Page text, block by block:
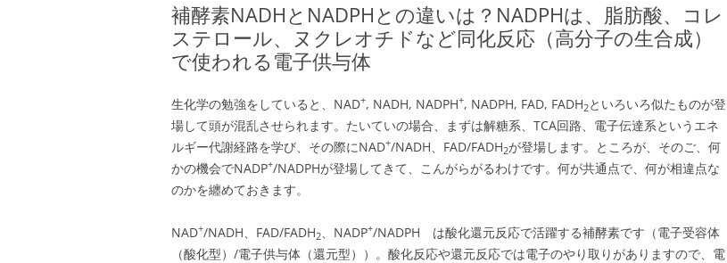
補酵素NADHとNADPHとの違いは？NADPHは、脂肪酸、コレ
ステロール、ヌクレオチドなど同化反応（高分子の生合成）
で使われる電子供与体
生化学の勉強をしていると、NAD+, NADH, NADPH+, NADPH, FAD, FADH2といろいろ似たものが登
場して頭が混乱させられます。たいていの場合、まずは解糖系、TCA回路、電子伝達系というエネ
ルギー代謝経路を学び、その際にNAD+/NADH、FAD/FADH2が登場します。ところが、そのご、何
かの機会でNADP+/NADPHが登場してきて、こんがらがるわけです。何が共通点で、何が相違点な
のかを纏めておきます。
NAD+/NADH、FAD/FADH2、NADP+/NADPH は酸化還元反応で活躍する補酵素です（電子受容体
（酸化型）/電子供与体（還元型））。酸化反応や還元反応では電子のやり取りがありますので、電